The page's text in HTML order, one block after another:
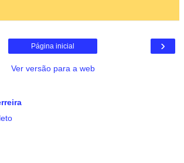
›
Página inicial
Ver versão para a web